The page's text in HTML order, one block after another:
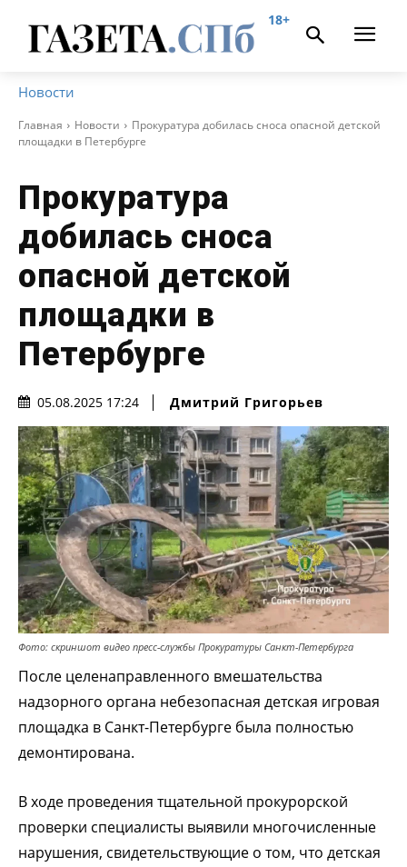
18+
Новости
Главная Новости
Прокуратура добилась сноса опасной детской
площадки в Петербурге
Прокуратура
добилась сноса
опасной детской
площадки в
Петербурге
05.08.2025 17:24 Дмитрий Григорьев
Фото: скриншот видео пресс-службы Прокуратуры Санкт-Петербурга
После целенаправленного вмешательства
надзорного органа небезопасная детская игровая
площадка в Санкт-Петербурге была полностью
демонтирована.
В ходе проведения тщательной прокурорской
проверки специалисты выявили многочисленные
нарушения, свидетельствующие о том, что детская